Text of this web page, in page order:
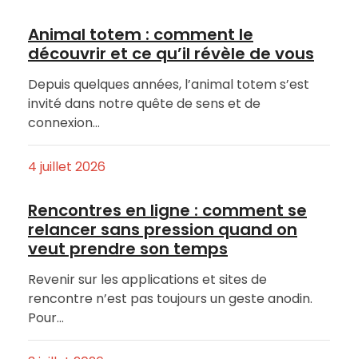
Animal totem : comment le
découvrir et ce qu’il révèle de vous
Depuis quelques années, l’animal totem s’est
invité dans notre quête de sens et de
connexion…
4 juillet 2026
Rencontres en ligne : comment se
relancer sans pression quand on
veut prendre son temps
Revenir sur les applications et sites de
rencontre n’est pas toujours un geste anodin.
Pour…